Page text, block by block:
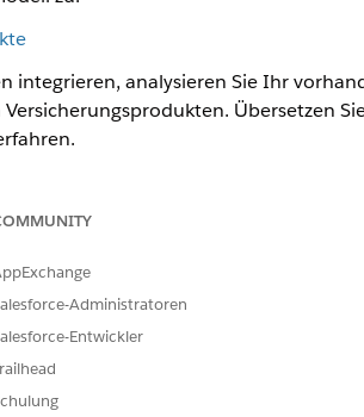
integrieren, analysieren Sie Ihr
Übersetzen
Bewertungen Ihren
OmniScripts und andere
Benutzern Prämienpreise
Administratoren
Entwickler